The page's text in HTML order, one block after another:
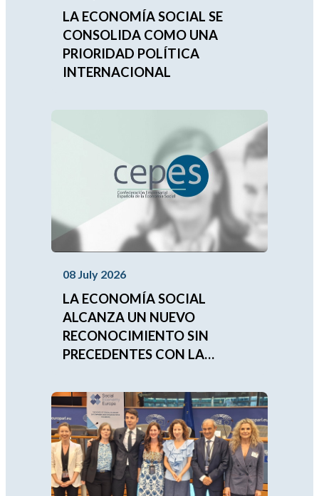
LA ECONOMÍA SOCIAL SE
CONSOLIDA COMO UNA
PRIORIDAD POLÍTICA
INTERNACIONAL
08 July 2026
LA ECONOMÍA SOCIAL
ALCANZA UN NUEVO
RECONOCIMIENTO SIN
PRECEDENTES CON LA
COMPROMISO
IBEROAMERICANO 2026-2030